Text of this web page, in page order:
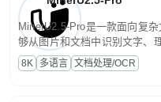
MinerU2.5-Pro是一款面向复
够从图片和文档中识别文字、
为便于存储、检索和二次处理
8K 多语言 文档处理/OCR